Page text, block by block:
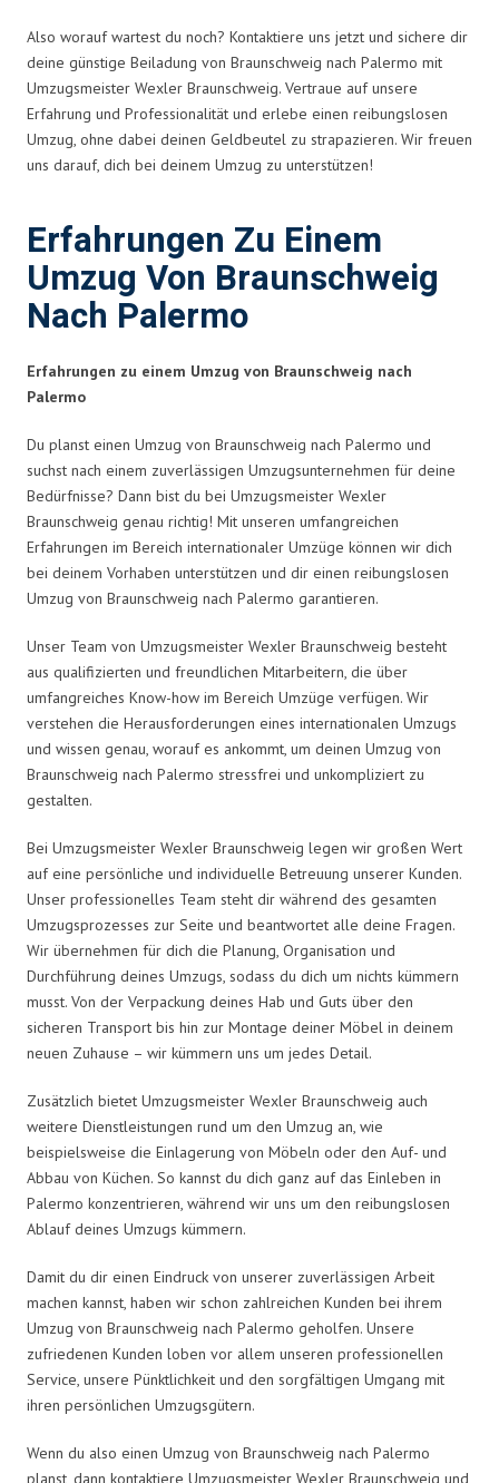
Also worauf wartest du noch? Kontaktiere uns jetzt und sichere dir
deine günstige Beiladung von Braunschweig nach Palermo mit
Umzugsmeister Wexler Braunschweig. Vertraue auf unsere
Erfahrung und Professionalität und erlebe einen reibungslosen
Umzug, ohne dabei deinen Geldbeutel zu strapazieren. Wir freuen
uns darauf, dich bei deinem Umzug zu unterstützen!
Erfahrungen Zu Einem
Umzug Von Braunschweig
Nach Palermo
Erfahrungen zu einem Umzug von Braunschweig nach
Palermo
Du planst einen Umzug von Braunschweig nach Palermo und
suchst nach einem zuverlässigen Umzugsunternehmen für deine
Bedürfnisse? Dann bist du bei Umzugsmeister Wexler
Braunschweig genau richtig! Mit unseren umfangreichen
Erfahrungen im Bereich internationaler Umzüge können wir dich
bei deinem Vorhaben unterstützen und dir einen reibungslosen
Umzug von Braunschweig nach Palermo garantieren.
Unser Team von Umzugsmeister Wexler Braunschweig besteht
aus qualifizierten und freundlichen Mitarbeitern, die über
umfangreiches Know-how im Bereich Umzüge verfügen. Wir
verstehen die Herausforderungen eines internationalen Umzugs
und wissen genau, worauf es ankommt, um deinen Umzug von
Braunschweig nach Palermo stressfrei und unkompliziert zu
gestalten.
Bei Umzugsmeister Wexler Braunschweig legen wir großen Wert
auf eine persönliche und individuelle Betreuung unserer Kunden.
Unser professionelles Team steht dir während des gesamten
Umzugsprozesses zur Seite und beantwortet alle deine Fragen.
Wir übernehmen für dich die Planung, Organisation und
Durchführung deines Umzugs, sodass du dich um nichts kümmern
musst. Von der Verpackung deines Hab und Guts über den
sicheren Transport bis hin zur Montage deiner Möbel in deinem
neuen Zuhause – wir kümmern uns um jedes Detail.
Zusätzlich bietet Umzugsmeister Wexler Braunschweig auch
weitere Dienstleistungen rund um den Umzug an, wie
beispielsweise die Einlagerung von Möbeln oder den Auf- und
Abbau von Küchen. So kannst du dich ganz auf das Einleben in
Palermo konzentrieren, während wir uns um den reibungslosen
Ablauf deines Umzugs kümmern.
Damit du dir einen Eindruck von unserer zuverlässigen Arbeit
machen kannst, haben wir schon zahlreichen Kunden bei ihrem
Umzug von Braunschweig nach Palermo geholfen. Unsere
zufriedenen Kunden loben vor allem unseren professionellen
Service, unsere Pünktlichkeit und den sorgfältigen Umgang mit
ihren persönlichen Umzugsgütern.
Wenn du also einen Umzug von Braunschweig nach Palermo
planst, dann kontaktiere Umzugsmeister Wexler Braunschweig und